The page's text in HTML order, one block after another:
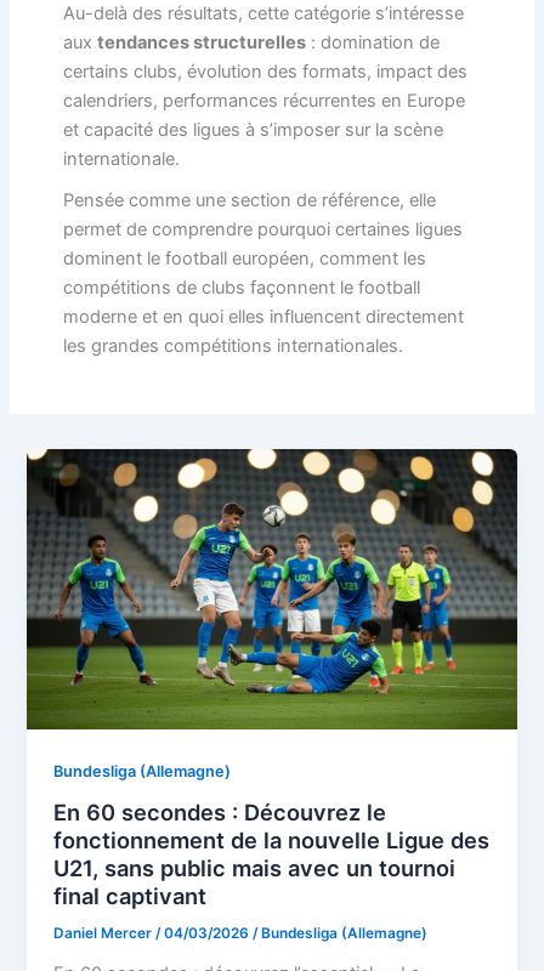
Au-delà des résultats, cette catégorie s’intéresse
aux tendances structurelles: domination de
certains clubs, évolution des formats, impact des
calendriers, performances récurrentes en Europe
et capacité des ligues à s’imposer sur la scène
internationale.
Pensée comme une section de référence, elle
permet de comprendre pourquoi certaines ligues
dominent le football européen, comment les
compétitions de clubs façonnent le football
moderne et en quoi elles influencent directement
les grandes compétitions internationales.
Bundesliga (Allemagne)
En 60 secondes : Découvrez le
fonctionnement de la nouvelle Ligue des
U21, sans public mais avec un tournoi
final captivant
Daniel Mercer/04/03/2026/ Bundesliga (Allemagne)